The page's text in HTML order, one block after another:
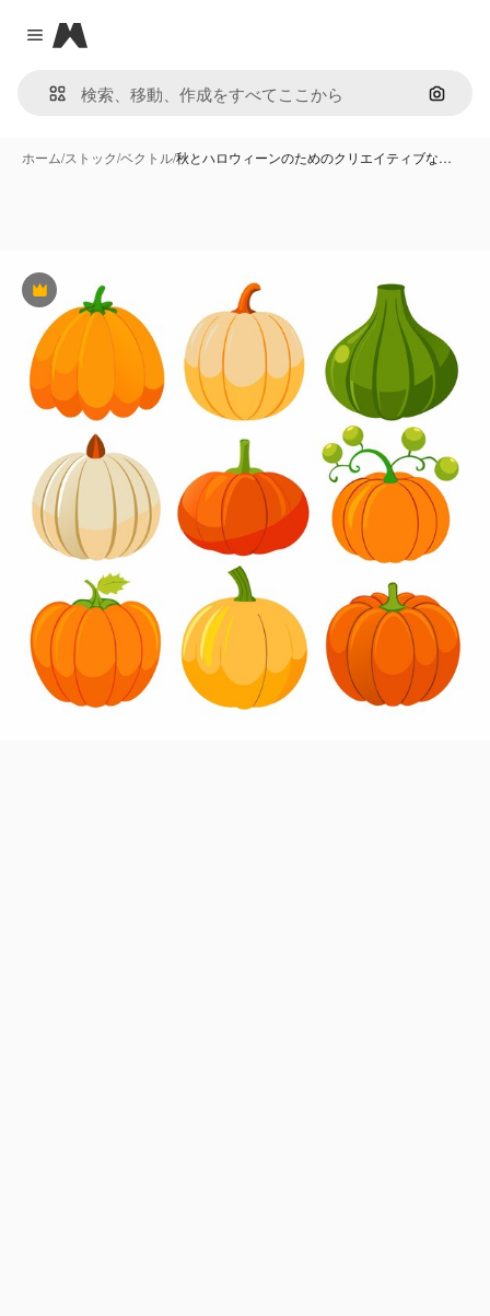
Close menu
Magnific
画像で
ホーム/ストック/ベクトル/秋とハロウィーンのためのクリエイティブな…
Premium